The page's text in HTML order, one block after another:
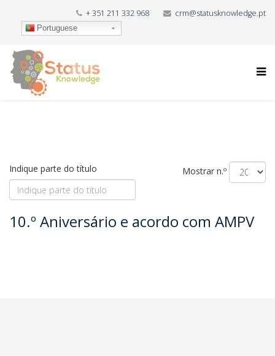
+ 351 211 332 968 crm@statusknowledge.pt
Portuguese
Indique parte do título Mostrar n.º
10.º Aniversário e acordo com AMPV